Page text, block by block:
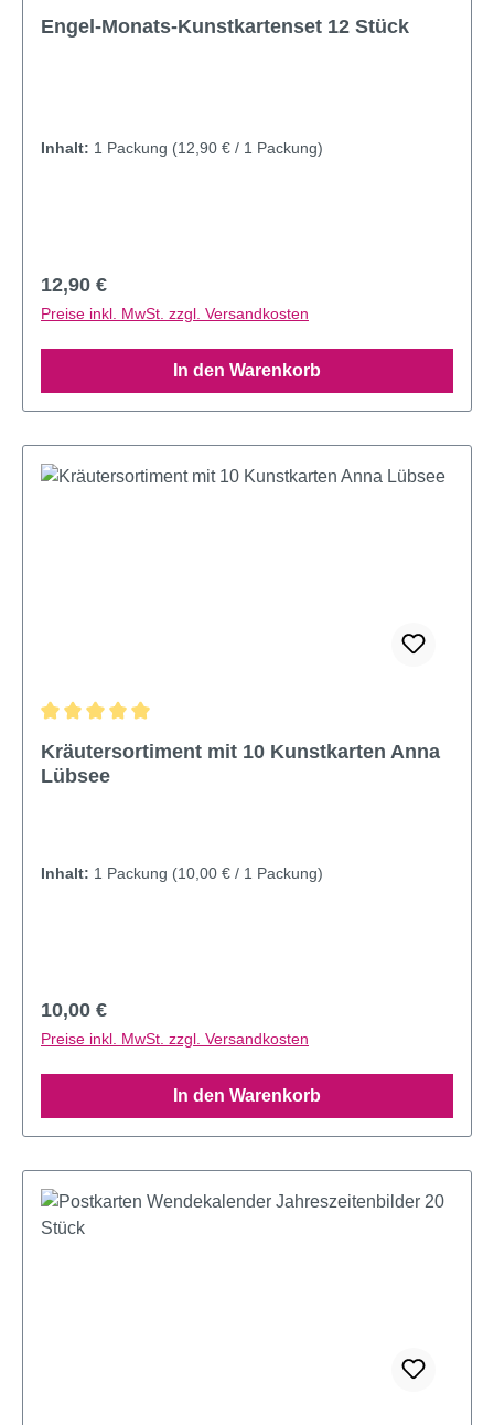
Engel-Monats-Kunstkartenset 12 Stück
Inhalt: 1 Packung (12,90 € / 1 Packung)
Regulärer Preis:
12,90 €
Preise inkl. MwSt. zzgl. Versandkosten
In den Warenkorb
Kräutersortiment mit 10 Kunstkarten Anna
Lübsee
Inhalt: 1 Packung (10,00 € / 1 Packung)
Regulärer Preis:
10,00 €
Preise inkl. MwSt. zzgl. Versandkosten
In den Warenkorb